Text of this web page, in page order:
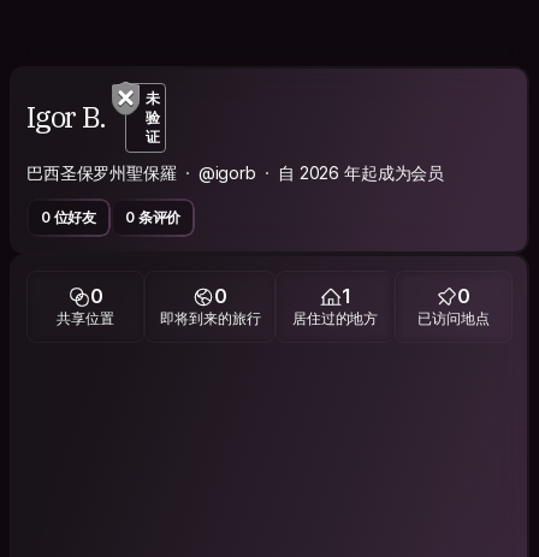
Igor B.
未
验
证
巴西圣保罗州聖保羅 @igorb 自 2026 年起成为会员
0 位好友 0 条评价
0
共享位置
0
即将到来的旅行
1
居住过的地方
0
已访问地点